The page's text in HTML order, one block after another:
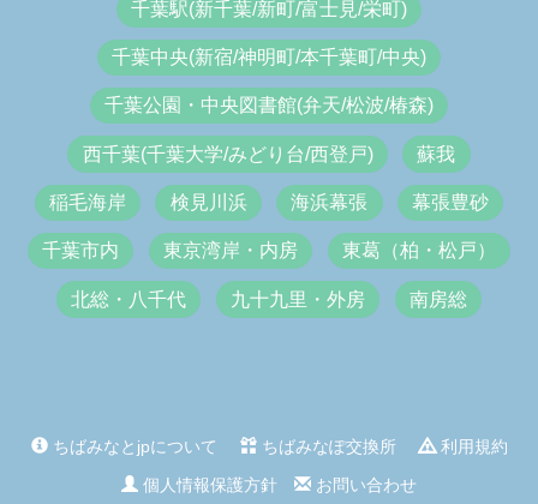
千葉駅(新千葉/新町/富士見/栄町)
千葉中央(新宿/神明町/本千葉町/中央)
千葉公園・中央図書館(弁天/松波/椿森)
西千葉(千葉大学/みどり台/西登戸) 蘇我
稲毛海岸 検見川浜 海浜幕張 幕張豊砂
千葉市内 東京湾岸・内房 東葛（柏・松戸）
北総・八千代 九十九里・外房 南房総
ちばみなとjpについて ちばみなぽ交換所
利用規約
個人情報保護方針
お問い合わせ